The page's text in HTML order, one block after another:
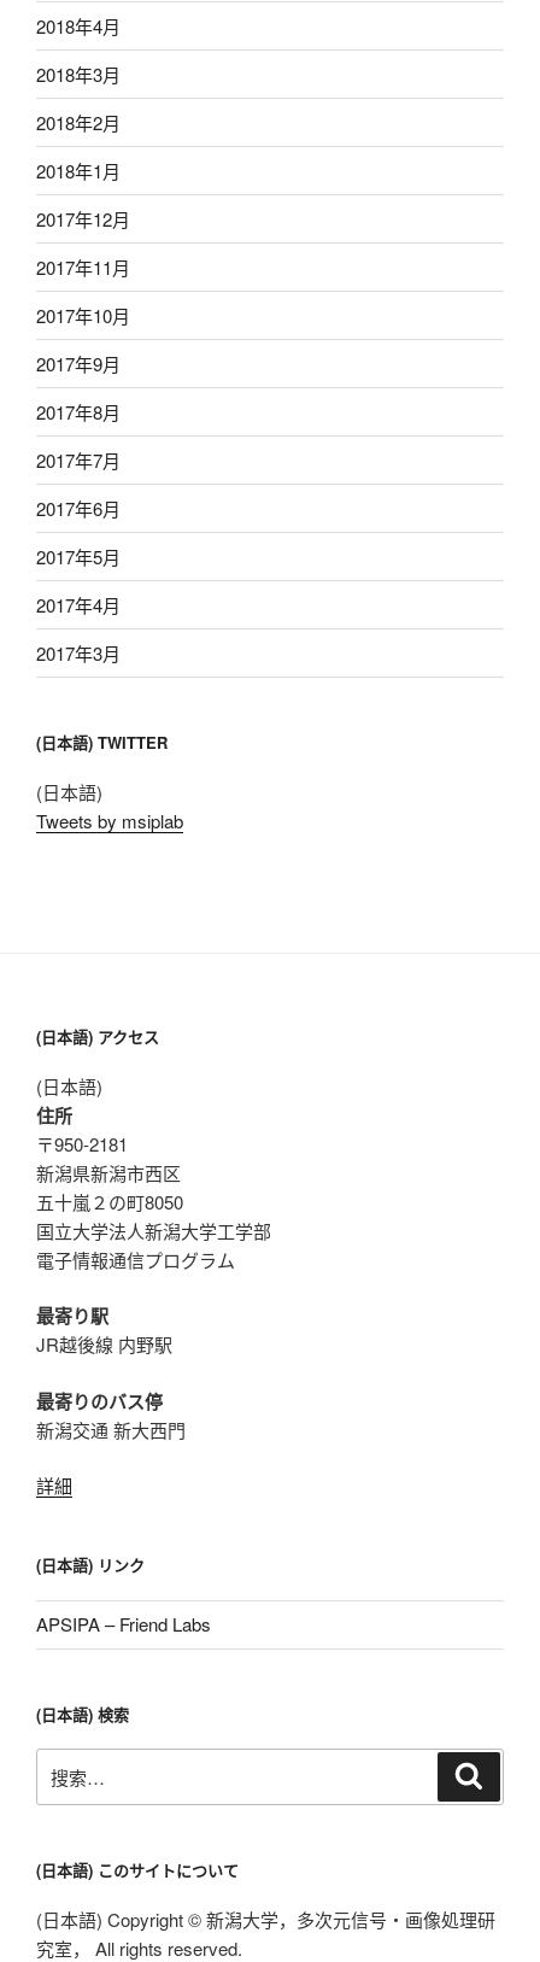
2018年4月
2018年3月
2018年2月
2018年1月
2017年12月
2017年11月
2017年10月
2017年9月
2017年8月
2017年7月
2017年6月
2017年5月
2017年4月
2017年3月
(日本語) TWITTER
(日本語)
Tweets by msiplab
(日本語) アクセス
(日本語)
住所
〒950-2181
新潟県新潟市西区
五十嵐２の町8050
国立大学法人新潟大学工学部
電子情報通信プログラム
最寄り駅
JR越後線 内野駅
最寄りのバス停
新潟交通 新大西門
詳細
(日本語) リンク
APSIPA – Friend Labs
(日本語) 検索
搜
索：
(日本語) このサイトについて
(日本語) Copyright © 新潟大学，多次元信号・画像処理研
究室， All rights reserved.